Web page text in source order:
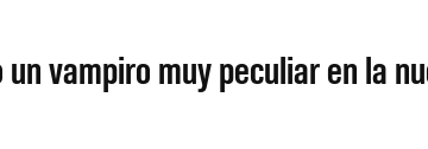
vampiro muy peculiar en la